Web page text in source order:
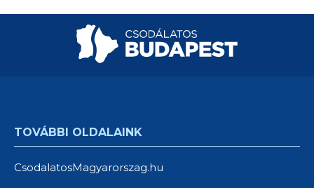
TOVÁBBI OLDALAINK
CsodalatosMagyarorszag.hu